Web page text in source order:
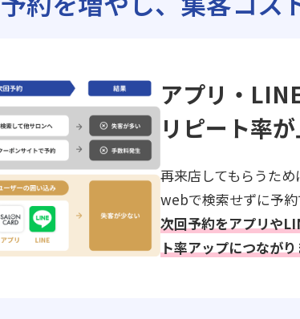
アプリ・
リピート率
再来店してもらうた
webで検索せずに予約
次回予約をアプリや
ト率アップにつながり